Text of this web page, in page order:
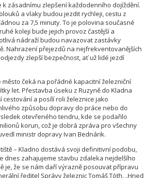
zásadnímu zlepšení každodenního dojíždění.
a vlaky budou jezdit rychleji, cestu z
za 7,5 minuty. To je polovina současné
koleji bude jejich provoz častější a
nádraží budou navazovat zastávky
Nahrazení přejezdů na nejfrekventovanějších
zlepší bezpečnost, ať už lidé jezdí
město čeká na pořádné kapacitní železniční
let. Přestavba úseku z Ruzyně do Kladna
cestování a posílí roli železnice jako
způsobu dopravy do práce nebo do
otevřeného tendru, kde se podařilo
korun, což je dobrá zpráva pro všechny
ministr dopravy Ivan Bednárik.
– Kladno dostává svoji definitivní podobu,
dnes zahajujeme stavbu zdaleka nejdelšího
je, že se nám daří výrazně posouvat přípravu
ředitel Správy železnic Tomáš Tóth. „Hned